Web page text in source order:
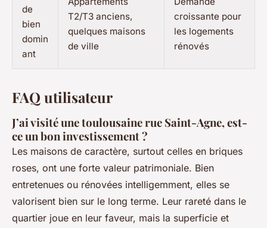
de
bien
domin
ant
T2/T3 anciens,
quelques maisons
de ville
croissante pour
les logements
rénovés
FAQ utilisateur
J’ai visité une toulousaine rue Saint-Agne, est-
ce un bon investissement ?
Les maisons de caractère, surtout celles en briques
roses, ont une forte valeur patrimoniale. Bien
entretenues ou rénovées intelligemment, elles se
valorisent bien sur le long terme. Leur rareté dans le
quartier joue en leur faveur, mais la superficie et